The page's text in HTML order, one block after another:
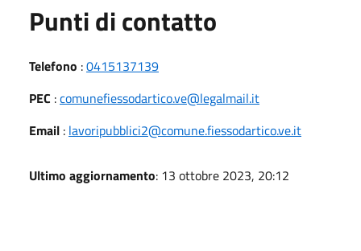
Punti di contatto
Telefono :0415137139
PEC :comunefiessodartico.ve@legalmail.it
Email : lavoripubblici2@comune.fiessodartico.ve.it
Ultimo aggiornamento: 13 ottobre 2023, 20:12